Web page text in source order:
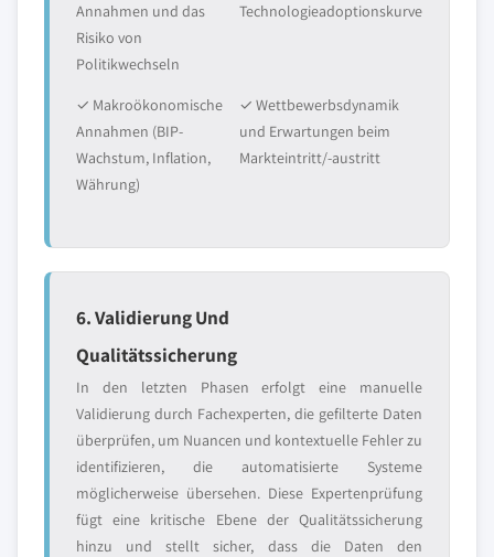
Annahmen und das
Risiko von
Politikwechseln
Technologieadoptionskurve
✓ Makroökonomische
Annahmen (BIP-
Wachstum, Inflation,
Währung)
✓ Wettbewerbsdynamik
und Erwartungen beim
Markteintritt/-austritt
6. Validierung Und
Qualitätssicherung
In den letzten Phasen erfolgt eine manuelle
Validierung durch Fachexperten, die gefilterte Daten
überprüfen, um Nuancen und kontextuelle Fehler zu
identifizieren, die automatisierte Systeme
möglicherweise übersehen. Diese Expertenprüfung
fügt eine kritische Ebene der Qualitätssicherung
hinzu und stellt sicher, dass die Daten den